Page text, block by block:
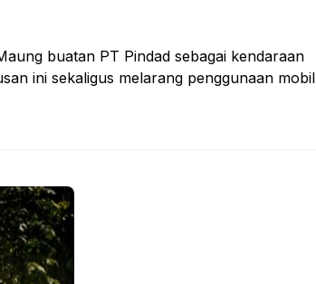
buatan PT Pindad sebagai kendaraan
ini sekaligus melarang penggunaan mobil